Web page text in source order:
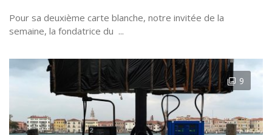
Pour sa deuxième carte blanche, notre invitée de la
semaine, la fondatrice du ...
9